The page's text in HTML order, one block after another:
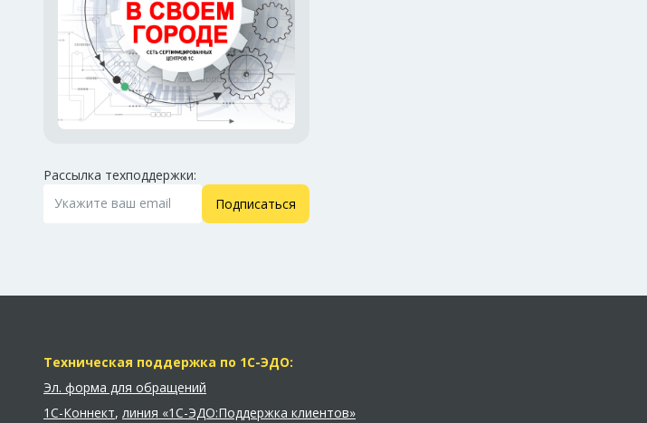
Рассылка техподдержки:
Подписаться
Техническая поддержка по 1С-ЭДО:
Эл. форма для обращений
1С-Коннект, линия «1С-ЭДО:Поддержка клиентов»